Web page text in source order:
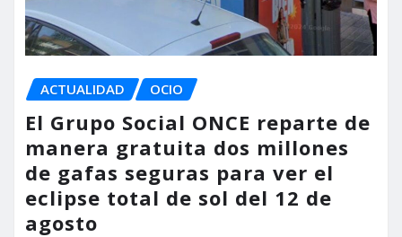
ACTUALIDAD OCIO
El Grupo Social ONCE reparte de
manera gratuita dos millones
de gafas seguras para ver el
eclipse total de sol del 12 de
agosto